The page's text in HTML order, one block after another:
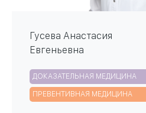
Гусева Анастасия
Евгеньевна
ДОКАЗАТЕЛЬНАЯ МЕДИЦИНА
ПРЕВЕНТИВНАЯ МЕДИЦИНА